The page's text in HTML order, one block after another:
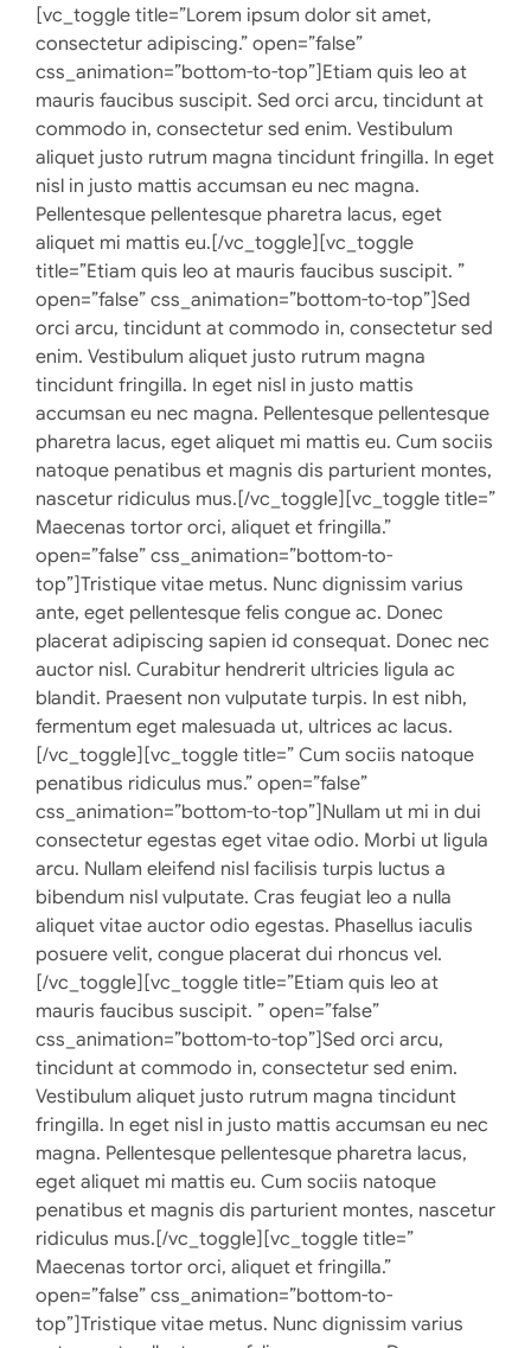
[vc_toggle title=”Lorem ipsum dolor sit amet,
consectetur adipiscing.” open=”false”
css_animation=”bottom-to-top”]Etiam quis leo at
mauris faucibus suscipit. Sed orci arcu, tincidunt at
commodo in, consectetur sed enim. Vestibulum
aliquet justo rutrum magna tincidunt fringilla. In eget
nisl in justo mattis accumsan eu nec magna.
Pellentesque pellentesque pharetra lacus, eget
aliquet mi mattis eu.[/vc_toggle][vc_toggle
title=”Etiam quis leo at mauris faucibus suscipit. ”
open=”false” css_animation=”bottom-to-top”]Sed
orci arcu, tincidunt at commodo in, consectetur sed
enim. Vestibulum aliquet justo rutrum magna
tincidunt fringilla. In eget nisl in justo mattis
accumsan eu nec magna. Pellentesque pellentesque
pharetra lacus, eget aliquet mi mattis eu. Cum sociis
natoque penatibus et magnis dis parturient montes,
nascetur ridiculus mus.[/vc_toggle][vc_toggle title=”
Maecenas tortor orci, aliquet et fringilla.”
open=”false” css_animation=”bottom-to-
top”]Tristique vitae metus. Nunc dignissim varius
ante, eget pellentesque felis congue ac. Donec
placerat adipiscing sapien id consequat. Donec nec
auctor nisl. Curabitur hendrerit ultricies ligula ac
blandit. Praesent non vulputate turpis. In est nibh,
fermentum eget malesuada ut, ultrices ac lacus.
[/vc_toggle][vc_toggle title=” Cum sociis natoque
penatibus ridiculus mus.” open=”false”
css_animation=”bottom-to-top”]Nullam ut mi in dui
consectetur egestas eget vitae odio. Morbi ut ligula
arcu. Nullam eleifend nisl facilisis turpis luctus a
bibendum nisl vulputate. Cras feugiat leo a nulla
aliquet vitae auctor odio egestas. Phasellus iaculis
posuere velit, congue placerat dui rhoncus vel.
[/vc_toggle][vc_toggle title=”Etiam quis leo at
mauris faucibus suscipit. ” open=”false”
css_animation=”bottom-to-top”]Sed orci arcu,
tincidunt at commodo in, consectetur sed enim.
Vestibulum aliquet justo rutrum magna tincidunt
fringilla. In eget nisl in justo mattis accumsan eu nec
magna. Pellentesque pellentesque pharetra lacus,
eget aliquet mi mattis eu. Cum sociis natoque
penatibus et magnis dis parturient montes, nascetur
ridiculus mus.[/vc_toggle][vc_toggle title=”
Maecenas tortor orci, aliquet et fringilla.”
open=”false” css_animation=”bottom-to-
top”]Tristique vitae metus. Nunc dignissim varius